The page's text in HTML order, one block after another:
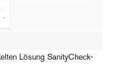
Lösung SanityCheck-